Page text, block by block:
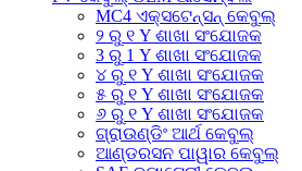
MC4 ଏକ୍ସଟେନ୍ସନ୍ କେବୁଲ୍
୨ ରୁ ୧ Y ଶାଖା ସଂଯୋଜକ
3 ରୁ 1 Y ଶାଖା ସଂଯୋଜକ
୪ ରୁ ୧ Y ଶାଖା ସଂଯୋଜକ
୫ ରୁ ୧ Y ଶାଖା ସଂଯୋଜକ
୬ ରୁ ୧ Y ଶାଖା ସଂଯୋଜକ
ଗ୍ରାଉଣ୍ଡିଂ ଆର୍ଥ କେବୁଲ୍
ଆଣ୍ଡରସନ ପାୱାର କେବୁଲ୍